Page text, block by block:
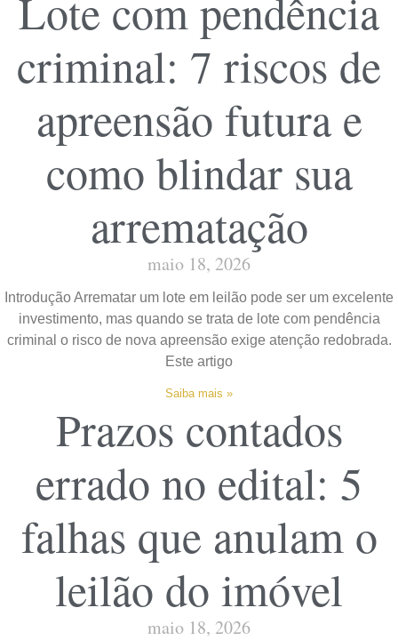
criminal: 7 riscos de
apreensão futura e
como blindar sua
arrematação
maio 18, 2026
Introdução Arrematar um lote em leilão pode ser um excelente
investimento, mas quando se trata de lote com pendência
criminal o risco de nova apreensão exige atenção redobrada.
Este artigo
Saiba mais »
Prazos contados
errado no edital: 5
falhas que anulam o
leilão do imóvel
maio 18, 2026